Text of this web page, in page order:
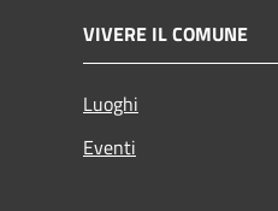
VIVERE IL COMUNE
Luoghi
Eventi